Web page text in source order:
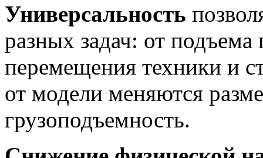
Универсальность
разных задач: от
перемещения техники и
от модели меняются
грузоподъемность.